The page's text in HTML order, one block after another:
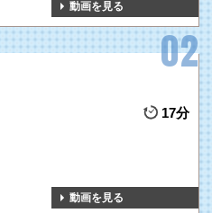
動画を見る
17分
動画を見る